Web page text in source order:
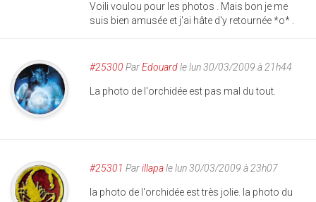
Voili voulou pour les photos . Mais bon je me
suis bien amusée et j'ai hâte d'y retournée *o* .
#25300 ParEdouardle lun 30/03/2009 à 21h44
La photo de l'orchidée est pas mal du tout.
#25301 Parillapale lun 30/03/2009 à 23h07
la photo de l'orchidée est très jolie. la photo du